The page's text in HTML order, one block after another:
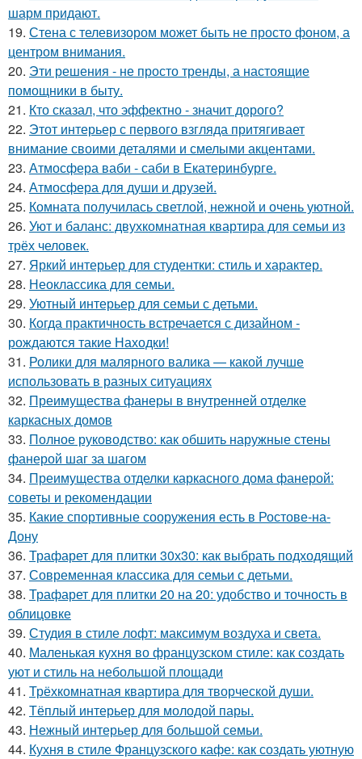
шарм придают.
19. Стена с телевизором может быть не просто фоном, а
центром внимания.
20. Эти решения - не просто тренды, а настоящие
помощники в быту.
21. Кто сказал, что эффектно - значит дорого?
22. Этот интерьер с первого взгляда притягивает
внимание своими деталями и смелыми акцентами.
23. Атмосфера ваби - саби в Екатеринбурге.
24. Атмосфера для души и друзей.
25. Комната получилась светлой, нежной и очень уютной.
26. Уют и баланс: двухкомнатная квартира для семьи из
трёх человек.
27. Яркий интерьер для студентки: стиль и характер.
28. Неоклассика для семьи.
29. Уютный интерьер для семьи с детьми.
30. Когда практичность встречается с дизайном -
рождаются такие Находки!
31. Ролики для малярного валика — какой лучше
использовать в разных ситуациях
32. Преимущества фанеры в внутренней отделке
каркасных домов
33. Полное руководство: как обшить наружные стены
фанерой шаг за шагом
34. Преимущества отделки каркасного дома фанерой:
советы и рекомендации
35. Какие спортивные сооружения есть в Ростове-на-
Дону
36. Трафарет для плитки 30х30: как выбрать подходящий
37. Современная классика для семьи с детьми.
38. Трафарет для плитки 20 на 20: удобство и точность в
облицовке
39. Студия в стиле лофт: максимум воздуха и света.
40. Маленькая кухня во французском стиле: как создать
уют и стиль на небольшой площади
41. Трёхкомнатная квартира для творческой души.
42. Тёплый интерьер для молодой пары.
43. Нежный интерьер для большой семьи.
44. Кухня в стиле Французского кафе: как создать уютную